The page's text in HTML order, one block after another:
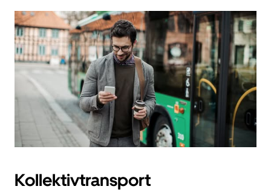
Kollektivtransport